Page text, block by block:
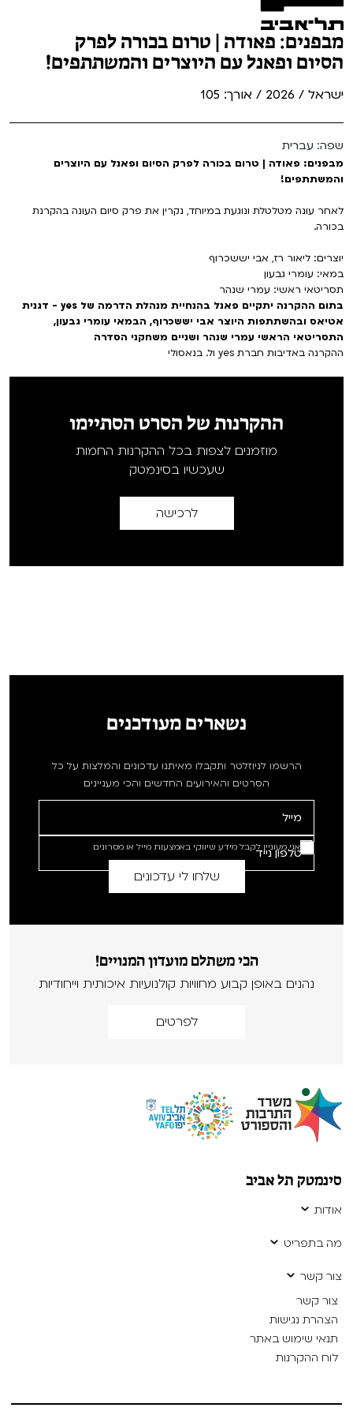
מבפנים: פאודה | טרום בכורה לפרק
הסיום ופאנל עם היוצרים והמשתתפים!
ישראל / 2026 / אורך: 105
שפה: עברית
מבפנים: פאודה | טרום בכורה לפרק הסיום ופאנל עם היוצרים
והמשתתפים!
לאחר עונה מטלטלת ונוגעת במיוחד, נקרין את פרק סיום העונה בהקרנת
בכורה.
יוצרים: ליאור רז, אבי יששכרוף
במאי: עומרי גבעון
תסריטאי ראשי: עמרי שנהר
בתום ההקרנה יתקיים פאנל בהנחיית מנהלת הדרמה של yes - דגנית
אטיאס ובהשתתפות היוצר אבי יששכרוף, הבמאי עומרי גבעון,
התסריטאי הראשי עמרי שנהר ושניים משחקני הסדרה
ההקרנה באדיבות חברת yes ול. בנאסולי
ההקרנות של הסרט הסתיימו
מוזמנים לצפות בכל ההקרנות החמות
שעכשיו בסינמטק
לרכישה
נשארים מעודכנים
הרשמו לניוזלטר ותקבלו מאיתנו עדכונים והמלצות על כל
הסרטים והאירועים החדשים והכי מעניינים
אני מעוניין לקבל מידע שיווקי באמצעות מייל או מסרונים
הכי משתלם מועדון המנויים!
נהנים באופן קבוע מחוויות קולנועיות איכותית וייחודיות
לפרטים
סינמטק תל אביב
אודות
מה בתפריט
צור קשר
צור קשר
הצהרת נגישות
תנאי שימוש באתר
לוח ההקרנות